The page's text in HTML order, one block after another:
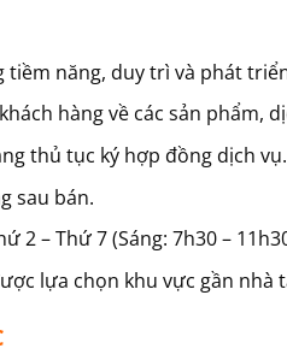
tiềm năng, duy trì và phát
hàng về các sản phẩm,
thủ tục ký hợp đồng dịch vụ.
sau bán.
2 – Thứ 7 (Sáng: 7h30 –
lựa chọn khu vực gần nhà